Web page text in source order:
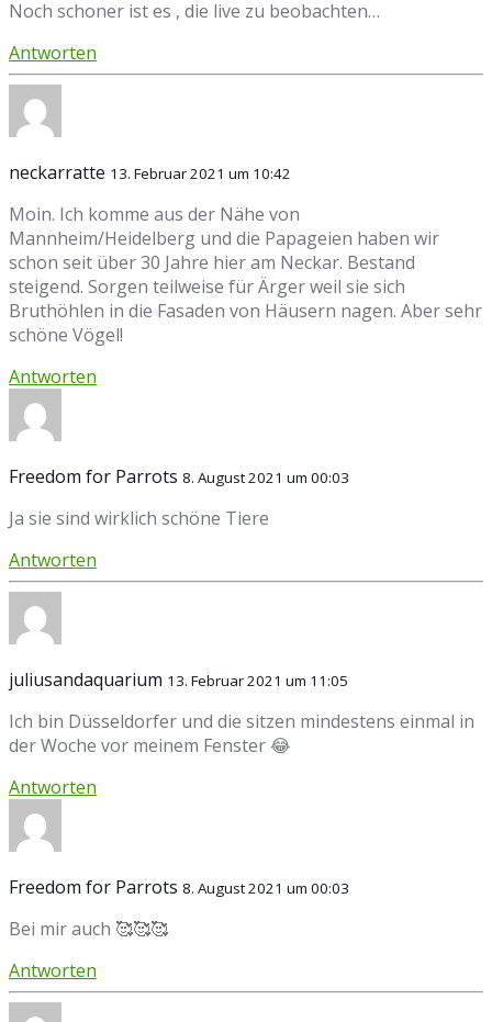
Noch schoner ist es , die live zu beobachten…
Antworten
neckarratte 13. Februar 2021 um 10:42
Moin. Ich komme aus der Nähe von
Mannheim/Heidelberg und die Papageien haben wir
schon seit über 30 Jahre hier am Neckar. Bestand
steigend. Sorgen teilweise für Ärger weil sie sich
Bruthöhlen in die Fasaden von Häusern nagen. Aber sehr
schöne Vögel!
Antworten
Freedom for Parrots 8. August 2021 um 00:03
Ja sie sind wirklich schöne Tiere
Antworten
juliusandaquarium 13. Februar 2021 um 11:05
Ich bin Düsseldorfer und die sitzen mindestens einmal in
der Woche vor meinem Fenster 😂
Antworten
Freedom for Parrots 8. August 2021 um 00:03
Bei mir auch 🥰🥰🥰
Antworten